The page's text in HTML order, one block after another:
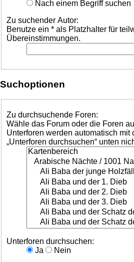
Nach einem Begriff suchen
Zu suchender Autor:
Benutze ein * als Platzhalter für
Übereinstimmungen.
Suchoptionen
Zu durchsuchende Foren:
Wähle das Forum oder die Foren
Unterforen werden automatisch
„Unterforen durchsuchen“ unten
Unterforen durchsuchen:
Ja
Nein